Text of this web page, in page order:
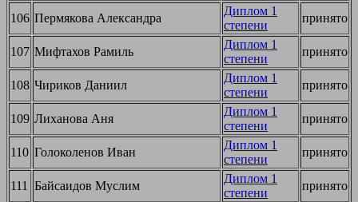
106 Пермякова Александра
Диплом 1
степени
принято
107 Мифтахов Рамиль
Диплом 1
степени
принято
108 Чириков Даниил
Диплом 1
степени
принято
109 Лиханова Аня
Диплом 1
степени
принято
110 Голоколенов Иван
Диплом 1
степени
принято
111 Байсаидов Муслим
Диплом 1
степени
принято